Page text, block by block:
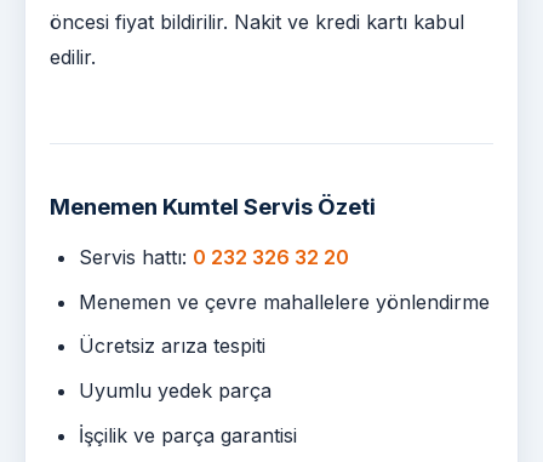
öncesi fiyat bildirilir. Nakit ve kredi kartı kabul
edilir.
Menemen Kumtel Servis Özeti
Servis hattı: 0 232 326 32 20
Menemen ve çevre mahallelere yönlendirme
Ücretsiz arıza tespiti
Uyumlu yedek parça
İşçilik ve parça garantisi